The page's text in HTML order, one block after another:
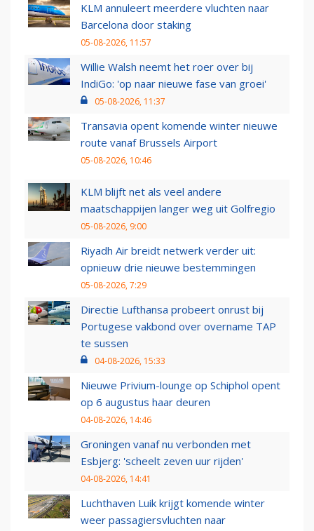
KLM annuleert meerdere vluchten naar
Barcelona door staking
05-08-2026, 11:57
Willie Walsh neemt het roer over bij
IndiGo: 'op naar nieuwe fase van groei'
05-08-2026, 11:37
Transavia opent komende winter nieuwe
route vanaf Brussels Airport
05-08-2026, 10:46
KLM blijft net als veel andere
maatschappijen langer weg uit Golfregio
05-08-2026, 9:00
Riyadh Air breidt netwerk verder uit:
opnieuw drie nieuwe bestemmingen
05-08-2026, 7:29
Directie Lufthansa probeert onrust bij
Portugese vakbond over overname TAP
te sussen
04-08-2026, 15:33
Nieuwe Privium-lounge op Schiphol opent
op 6 augustus haar deuren
04-08-2026, 14:46
Groningen vanaf nu verbonden met
Esbjerg: 'scheelt zeven uur rijden'
04-08-2026, 14:41
Luchthaven Luik krijgt komende winter
weer passagiersvluchten naar